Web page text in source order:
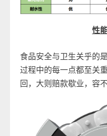
性
食品安全与卫生关乎的
过程中的每一点都至关
回，大则赔款歇业，容